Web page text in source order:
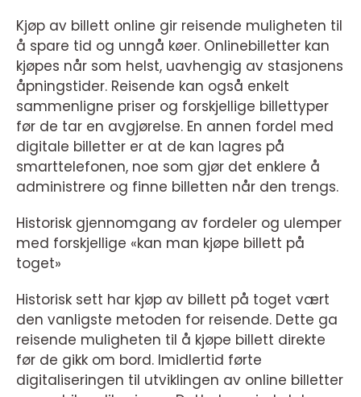
Kjøp av billett online gir reisende muligheten til
å spare tid og unngå køer. Onlinebilletter kan
kjøpes når som helst, uavhengig av stasjonens
åpningstider. Reisende kan også enkelt
sammenligne priser og forskjellige billettyper
før de tar en avgjørelse. En annen fordel med
digitale billetter er at de kan lagres på
smarttelefonen, noe som gjør det enklere å
administrere og finne billetten når den trengs.
Historisk gjennomgang av fordeler og ulemper
med forskjellige «kan man kjøpe billett på
toget»
Historisk sett har kjøp av billett på toget vært
den vanligste metoden for reisende. Dette ga
reisende muligheten til å kjøpe billett direkte
før de gikk om bord. Imidlertid førte
digitaliseringen til utviklingen av online billetter